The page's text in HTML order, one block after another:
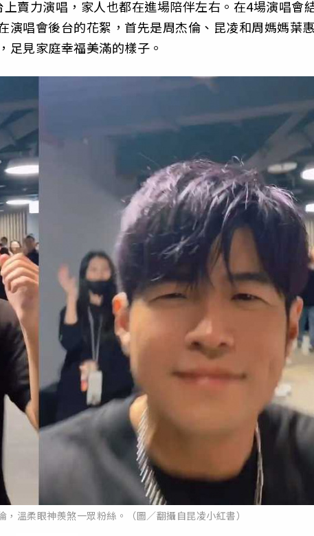
賣力演唱，家人也都在進場陪伴左右。在4場演唱會
演唱會後台的花絮，首先是周杰倫、昆凌和周媽媽葉
足見家庭幸福美滿的樣子。
溫柔眼神羨煞一眾粉絲。（圖／翻攝自昆凌小紅書）